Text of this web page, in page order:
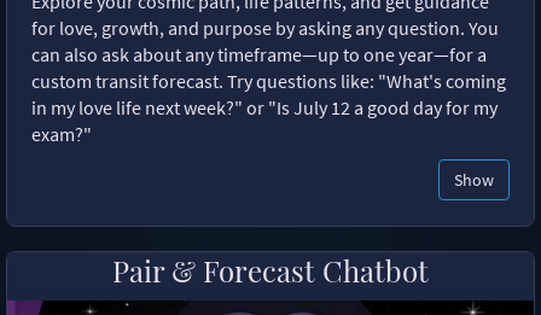
for love, growth, and purpose by asking any question. You
can also ask about any timeframe—up to one year—for a
custom transit forecast. Try questions like: "What's coming
in my love life next week?" or "Is July 12 a good day for my
exam?"
Show
Pair & Forecast Chatbot